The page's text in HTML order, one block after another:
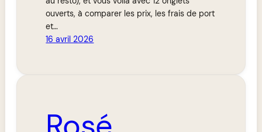
ouverts, à comparer les prix, les frais de port
et…
16 avril 2026